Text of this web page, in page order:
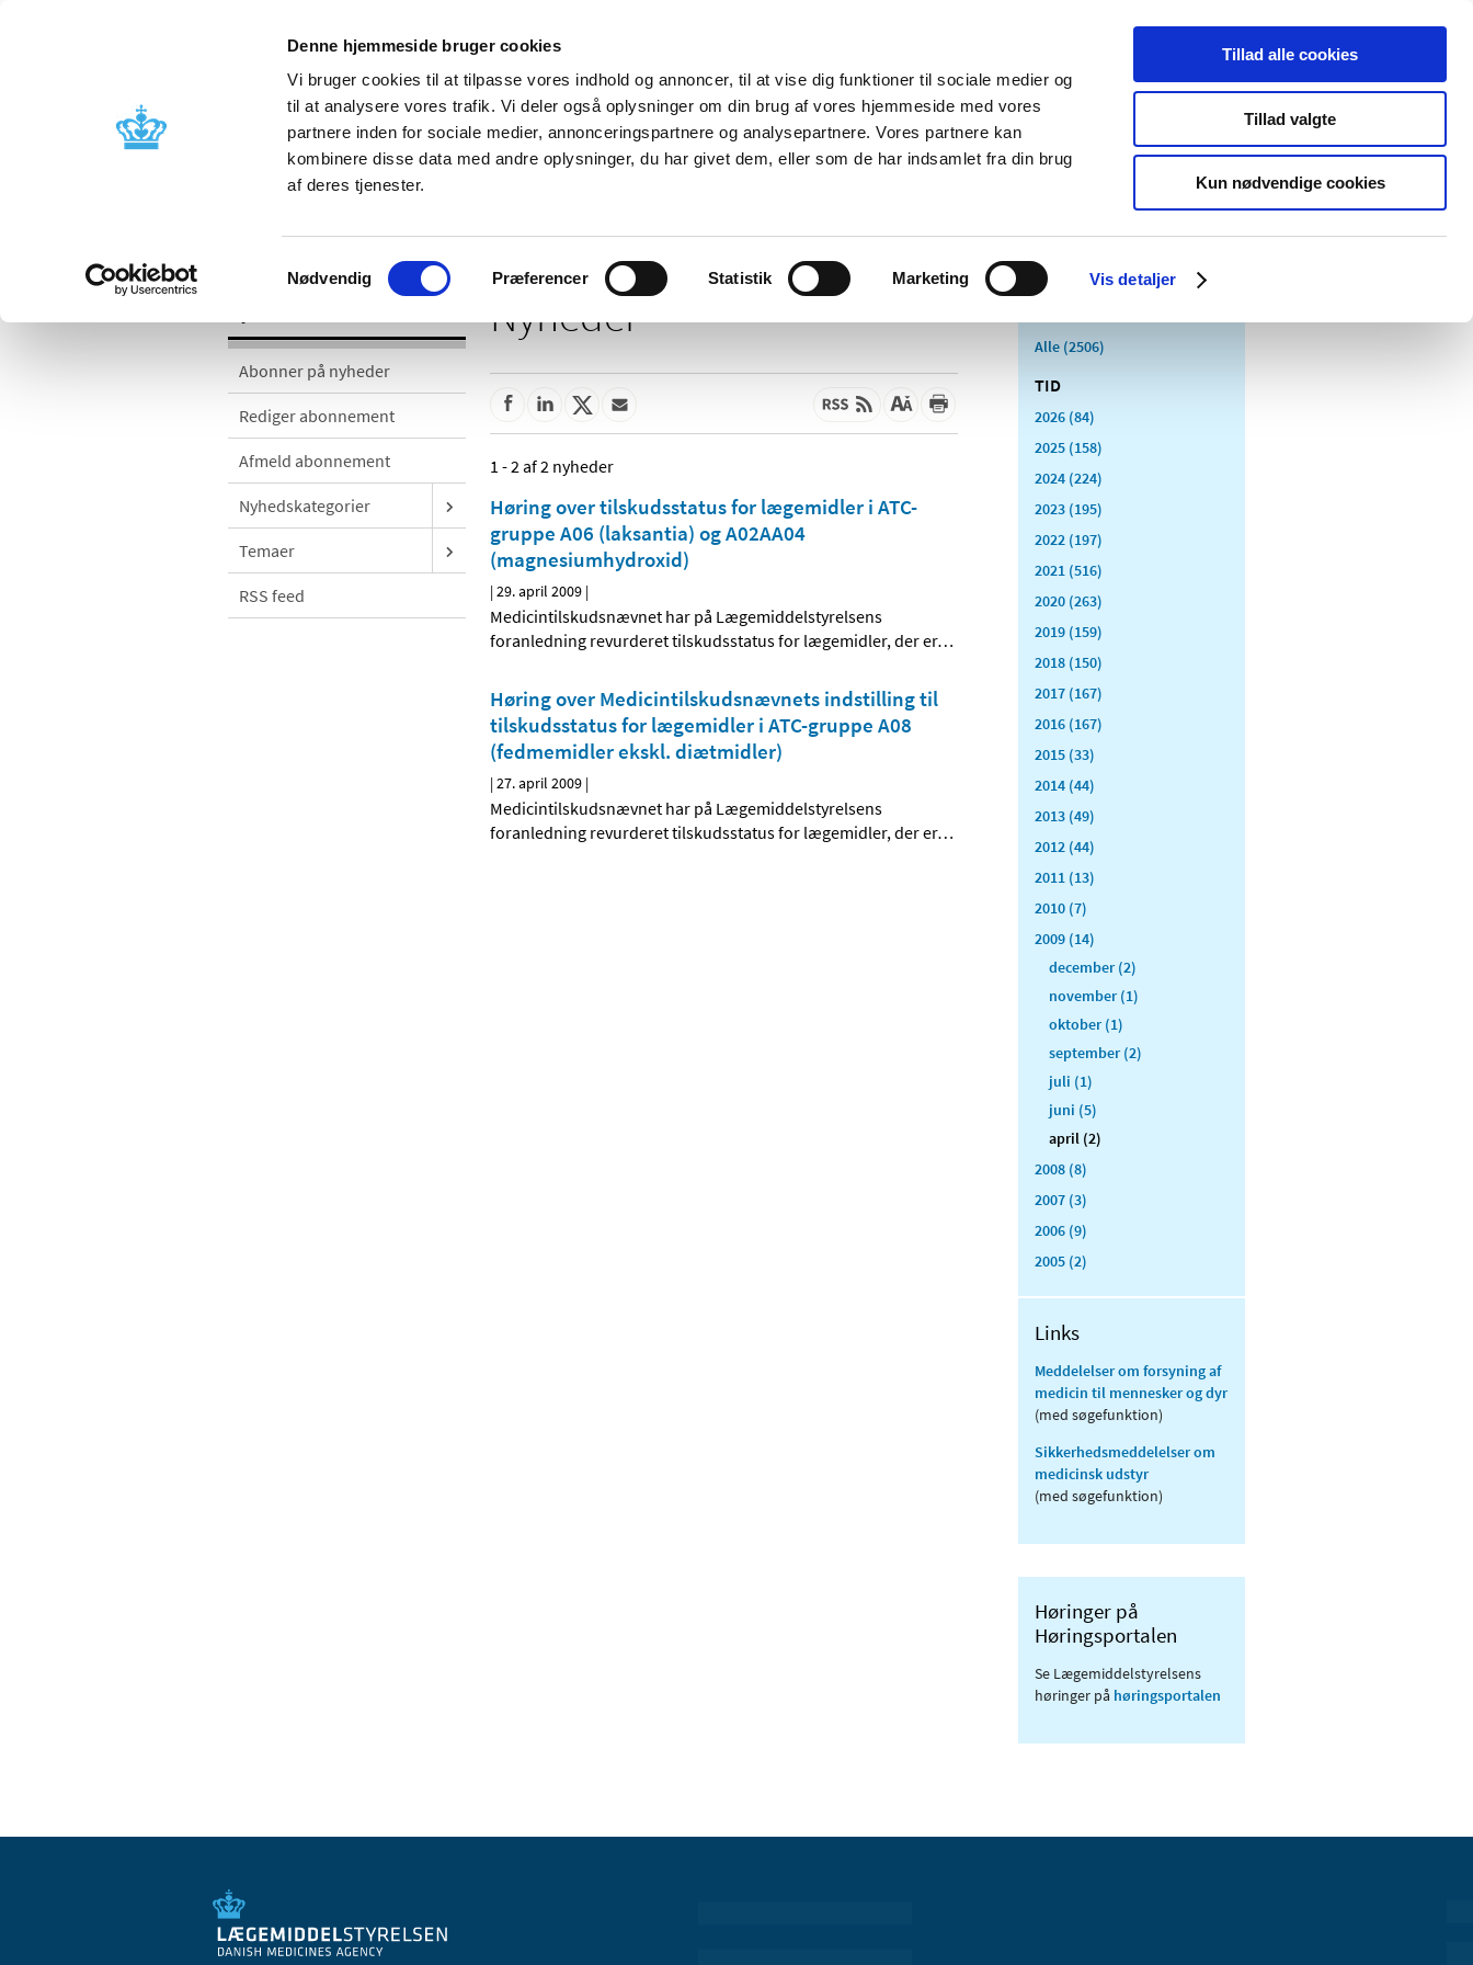
Denne hjemmeside bruger cookies
Vi bruger cookies til at tilpasse vores indhold og annoncer, til at vise dig funktioner til sociale medier og
til at analysere vores trafik. Vi deler også oplysninger om din brug af vores hjemmeside med vores
partnere inden for sociale medier, annonceringspartnere og analysepartnere. Vores partnere kan
kombinere disse data med andre oplysninger, du har givet dem, eller som de har indsamlet fra din brug
af deres tjenester.
Samtykkevalg
Nødvendig Præferencer Statistik Marketing Vis detaljer
Tillad alle cookies
Tillad valgte
Kun nødvendige cookies
Nyheder Om os Kontakt Udgivelser
Godkendelse og
Bivirkninger og
produktinformation
Tilskud og
Apoteker og salg af
Medicinsk
Særlige
produktområder
Abonner på nyheder
Rediger abonnement
Afmeld abonnement
Nyhedskategorier
Temaer
RSS feed
Nyheder
1 - 2 af 2 nyheder
Høring over tilskudsstatus for lægemidler i ATC-
gruppe A06 (laksantia) og A02AA04
(magnesiumhydroxid)
|29. april 2009 |
Medicintilskudsnævnet har på Lægemiddelstyrelsens
foranledning revurderet tilskudsstatus for lægemidler, der er…
Høring over Medicintilskudsnævnets indstilling til
tilskudsstatus for lægemidler i ATC-gruppe A08
(fedmemidler ekskl. diætmidler)
|27. april 2009 |
Medicintilskudsnævnet har på Lægemiddelstyrelsens
foranledning revurderet tilskudsstatus for lægemidler, der er…
Alle (2506)
TID
2026 (84)
2025 (158)
2024 (224)
2023 (195)
2022 (197)
2021 (516)
2020 (263)
2019 (159)
2018 (150)
2017 (167)
2016 (167)
2015 (33)
2014 (44)
2013 (49)
2012 (44)
2011 (13)
2010 (7)
2009 (14)
december (2)
november (1)
oktober (1)
september (2)
juli (1)
juni (5)
april (2)
2008 (8)
2007 (3)
2006 (9)
2005 (2)
Links
Meddelelser om forsyning af
medicin til mennesker og dyr
(med søgefunktion)
Sikkerhedsmeddelelser om
medicinsk udstyr
(med søgefunktion)
Høringer på
Høringsportalen
Se Lægemiddelstyrelsens
høringer på høringsportalen